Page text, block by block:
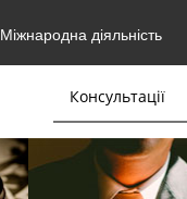
Міжнародна діяльність
Консультації